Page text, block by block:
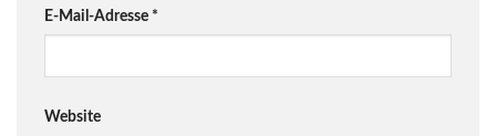
E-Mail-Adresse *
Website